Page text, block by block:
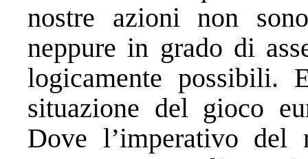
nostre azioni non
neppure in grado di
logicamente possibili.
situazione del gioco
Dove l’imperativo